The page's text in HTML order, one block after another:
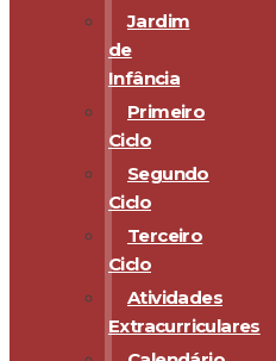
Jardim
de
Infância
Primeiro
Ciclo
Segundo
Ciclo
Terceiro
Ciclo
Atividades
Extracurriculares